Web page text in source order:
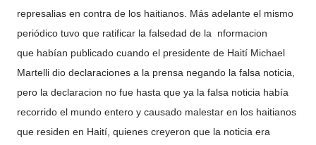
represalias en contra de los haitianos. Más adelante el mismo
periódico tuvo que ratificar la falsedad de la nformacion
que habían publicado cuando el presidente de Haití Michael
Martelli dio declaraciones a la prensa negando la falsa noticia,
pero la declaracion no fue hasta que ya la falsa noticia había
recorrido el mundo entero y causado malestar en los haitianos
que residen en Haití, quienes creyeron que la noticia era